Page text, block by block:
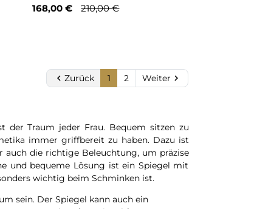
168,00 €
210,00 €
 Zurück 1 2 Weiter 
der Traum jeder Frau. Bequem sitzen zu
immer griffbereit zu haben. Dazu ist
auch die richtige Beleuchtung, um präzise
und bequeme Lösung ist ein Spiegel mit
wichtig beim Schminken ist.
sein. Der Spiegel kann auch ein